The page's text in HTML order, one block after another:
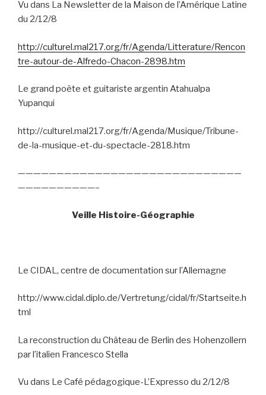
Vu dans La Newsletter de la Maison de l’Amérique Latine
du 2/12/8
http://culturel.mal217.org/fr/Agenda/Litterature/Rencon
tre-autour-de-Alfredo-Chacon-2898.htm
Le grand poète et guitariste argentin Atahualpa
Yupanqui
http://culturel.mal217.org/fr/Agenda/Musique/Tribune-
de-la-musique-et-du-spectacle-2818.htm
—————————————————————————————
——————————–
Veille Histoire-Géographie
Le CIDAL, centre de documentation sur l’Allemagne
http://www.cidal.diplo.de/Vertretung/cidal/fr/Startseite.h
tml
La reconstruction du Château de Berlin des Hohenzollern
par l’italien Francesco Stella
Vu dans Le Café pédagogique-L’Expresso du 2/12/8